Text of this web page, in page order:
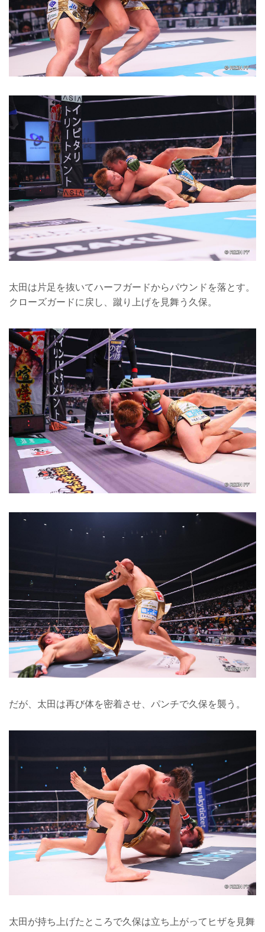
太田は片足を抜いてハーフガードからパウンドを落とす。
クローズガードに戻し、蹴り上げを見舞う久保。
だが、太田は再び体を密着させ、パンチで久保を襲う。
太田が持ち上げたところで久保は立ち上がってヒザを見舞